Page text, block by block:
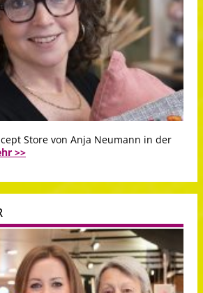
Store von Anja Neumann in der
>>